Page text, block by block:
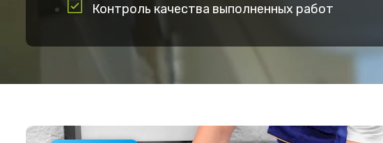
Контроль качества выполненных работ